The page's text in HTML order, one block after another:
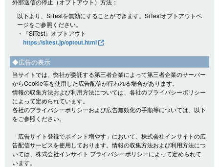
外部送信の停止（オプトアウト）方法：
以下より、SiTestを無効にすることができます。SiTestオプトアウトペ
ージをご参照ください。
・『SiTest』オプトアウト
https://sitest.jp/optout.html
◆広告の表示
当サイトでは、弊社が委託する第三者企業によって第三者企業のサーバー
からCookie等を使用した広告配信が行われる場合があります。
情報の収集方法および利用方法については、各社のプライバシーポリシー
によって定められています。
各社のプライバシーポリシーおよび広告無効化の手順等については、以下
をご参照ください。
「広告サイト登録でポイント増やす」において、株式会社インサイトの広
告配信サービスを使用しております。情報の収集方法および利用方法につ
いては、株式会社インサイト プライバシーポリシーによって定められて
います。